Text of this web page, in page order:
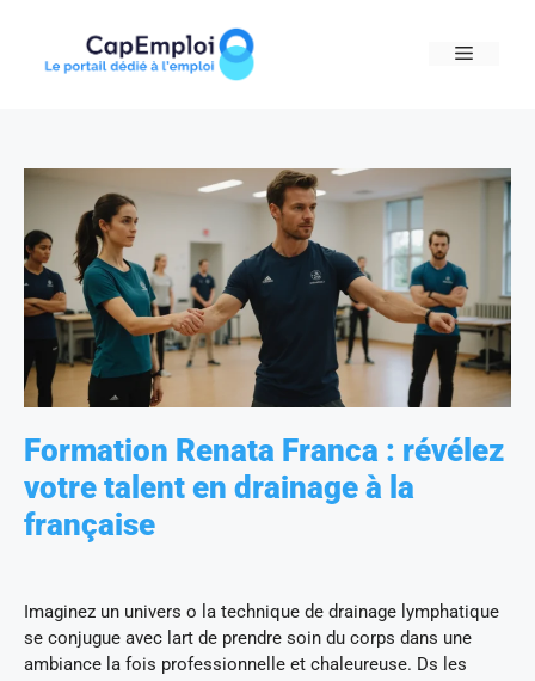
content
MENU
Formation Renata Franca : révélez
votre talent en drainage à la
française
Imaginez un univers o la technique de drainage lymphatique
se conjugue avec lart de prendre soin du corps dans une
ambiance la fois professionnelle et chaleureuse. Ds les